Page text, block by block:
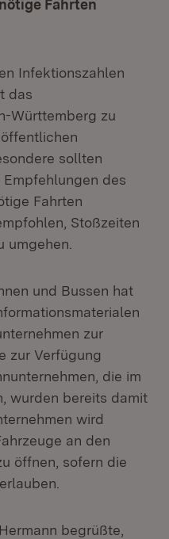
Fahrten
Infektionszahlen
das
Württemberg zu
sollten
des
Fahrten
Stoßzeiten
umgehen.
und Bussen hat
zur
zur Verfügung
die im
wurden bereits damit
wird
an den
öffnen, sofern die
begrüßte,